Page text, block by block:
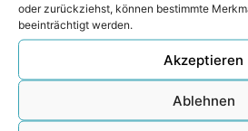
oder zurückziehst, können bestimmte
beeinträchtigt werden.
Akzeptieren
Ablehnen
Schulzentrum Niebüll